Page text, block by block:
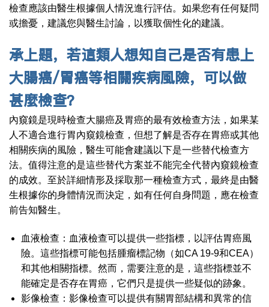
檢查應該由醫生根據個人情況進行評估。如果您有任何疑問
或擔憂，建議您與醫生討論，以獲取個性化的建議。
承上題，若這類人想知自己是否有患上
大腸癌/胃癌等相關疾病風險，可以做
甚麼檢查？
內窺鏡是現時檢查大腸癌及胃癌的最有效檢查方法，如果某
人不適合進行胃內窺鏡檢查，但想了解是否存在胃癌或其他
相關疾病的風險，醫生可能會建議以下是一些替代檢查方
法。值得注意的是這些替代方案並不能完全代替內窺鏡檢查
的成效。至於詳細情形及採取那一種檢查方式，最終是由醫
生根據你的身體情況而決定，如有任何自身問題，應在檢查
前告知醫生。
血液檢查：血液檢查可以提供一些指標，以評估胃癌風
險。這些指標可能包括腫瘤標記物（如CA 19-9和CEA）
和其他相關指標。然而，需要注意的是，這些指標並不
能確定是否存在胃癌，它們只是提供一些疑似的跡象。
影像檢查：影像檢查可以提供有關胃部結構和異常的信